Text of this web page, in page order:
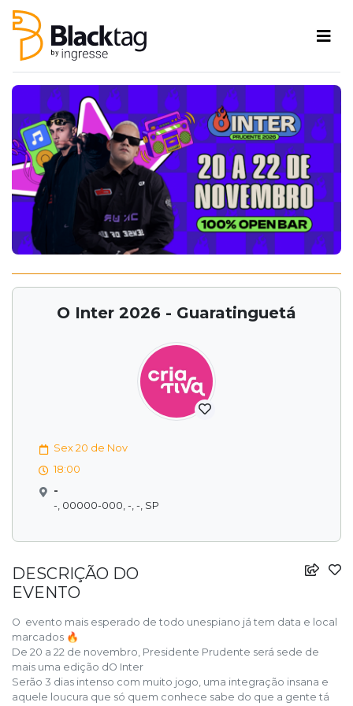
O Inter 2026 - Guaratinguetá
Sex 20 de Nov
18:00
-
-, 00000-000, -, -, SP
DESCRIÇÃO DO
EVENTO
O evento mais esperado de todo unespiano já tem data e local
marcados 🔥
De 20 a 22 de novembro, Presidente Prudente será sede de
mais uma edição dO Inter
Serão 3 dias intenso com muito jogo, uma integração insana e
aquele loucura que só quem conhece sabe do que a gente tá